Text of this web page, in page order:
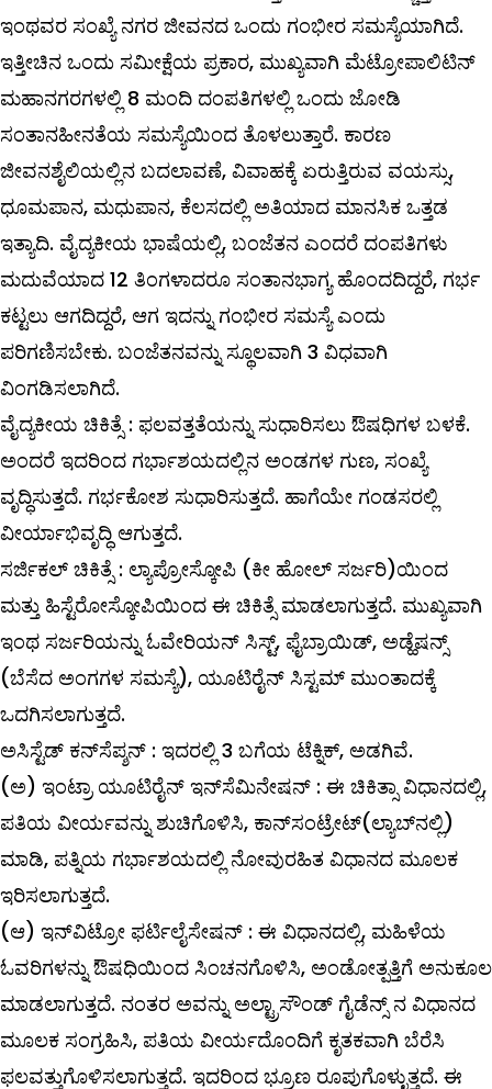
ಇಂಥವರ ಸಂಖ್ಯೆ ನಗರ ಜೀವನದ ಒಂದು ಗಂಭೀರ ಸಮಸ್ಯೆಯಾಗಿದೆ.
ಇತ್ತೀಚಿನ ಒಂದು ಸಮೀಕ್ಷೆಯ ಪ್ರಕಾರ, ಮುಖ್ಯವಾಗಿ ಮೆಟ್ರೋಪಾಲಿಟಿನ್
ಮಹಾನಗರಗಳಲ್ಲಿ 8 ಮಂದಿ ದಂಪತಿಗಳಲ್ಲಿ ಒಂದು ಜೋಡಿ
ಸಂತಾನಹೀನತೆಯ ಸಮಸ್ಯೆಯಿಂದ ತೊಳಲುತ್ತಾರೆ. ಕಾರಣ
ಜೀವನಶೈಲಿಯಲ್ಲಿನ ಬದಲಾವಣೆ, ವಿವಾಹಕ್ಕೆ ಏರುತ್ತಿರುವ ವಯಸ್ಸು,
ಧೂಮಪಾನ, ಮಧುಪಾನ, ಕೆಲಸದಲ್ಲಿ ಅತಿಯಾದ ಮಾನಸಿಕ ಒತ್ತಡ
ಇತ್ಯಾದಿ. ವೈದ್ಯಕೀಯ ಭಾಷೆಯಲ್ಲಿ, ಬಂಜೆತನ ಎಂದರೆ ದಂಪತಿಗಳು
ಮದುವೆಯಾದ 12 ತಿಂಗಳಾದರೂ ಸಂತಾನಭಾಗ್ಯ ಹೊಂದದಿದ್ದರೆ, ಗರ್ಭ
ಕಟ್ಟಲು ಆಗದಿದ್ದರೆ, ಆಗ ಇದನ್ನು ಗಂಭೀರ ಸಮಸ್ಯೆ ಎಂದು
ಪರಿಗಣಿಸಬೇಕು. ಬಂಜೆತನವನ್ನು ಸ್ಥೂಲವಾಗಿ 3 ವಿಧವಾಗಿ
ವಿಂಗಡಿಸಲಾಗಿದೆ.
ವೈದ್ಯಕೀಯ ಚಿಕಿತ್ಸೆ: ಫಲವತ್ತತೆಯನ್ನು ಸುಧಾರಿಸಲು ಔಷಧಿಗಳ ಬಳಕೆ.
ಅಂದರೆ ಇದರಿಂದ ಗರ್ಭಾಶಯದಲ್ಲಿನ ಅಂಡಗಳ ಗುಣ, ಸಂಖ್ಯೆ
ವೃದ್ಧಿಸುತ್ತದೆ. ಗರ್ಭಕೋಶ ಸುಧಾರಿಸುತ್ತದೆ. ಹಾಗೆಯೇ ಗಂಡಸರಲ್ಲಿ
ವೀರ್ಯಾಭಿವೃದ್ಧಿ ಆಗುತ್ತದೆ.
ಸರ್ಜಿಕಲ್ ಚಿಕಿತ್ಸೆ: ಲ್ಯಾಪ್ರೋಸ್ಕೋಪಿ (ಕೀ ಹೋಲ್ ‌ಸರ್ಜರಿ)ಯಿಂದ
ಮತ್ತು ಹಿಸ್ಟೆರೋಸ್ಕೋಪಿಯಿಂದ ಈ ಚಿಕಿತ್ಸೆ ಮಾಡಲಾಗುತ್ತದೆ. ಮುಖ್ಯವಾಗಿ
ಇಂಥ ಸರ್ಜರಿಯನ್ನು ಓವೇರಿಯನ್‌ ಸಿಸ್ಟ್, ಫೈಬ್ರಾಯಿಡ್‌, ಅಡ್ಹೆಷನ್ಸ್
(ಬೆಸೆದ ಅಂಗಗಳ ಸಮಸ್ಯೆ), ಯೂಟಿರೈನ್‌ ಸಿಸ್ಟಮ್ ಮುಂತಾದಕ್ಕೆ
ಒದಗಿಸಲಾಗುತ್ತದೆ.
ಅಸಿಸ್ಟೆಡ್ ಕನ್ಸೆಪ್ಶನ್ ‌ : ಇದರಲ್ಲಿ 3 ಬಗೆಯ ಟೆಕ್ನಿಕ್‌, ಅಡಗಿವೆ.
(ಅ) ಇಂಟ್ರಾ ಯೂಟಿರೈನ್ ಇನ್ಸೆಮಿನೇಷನ್ ‌ : ಈ ಚಿಕಿತ್ಸಾ ವಿಧಾನದಲ್ಲಿ,
ಪತಿಯ ವೀರ್ಯವನ್ನು ಶುಚಿಗೊಳಿಸಿ, ಕಾನ್‌ಸಂಟ್ರೇಟ್‌(ಲ್ಯಾಬ್‌ನಲ್ಲಿ)
ಮಾಡಿ, ಪತ್ನಿಯ ಗರ್ಭಾಶಯದಲ್ಲಿ ನೋವುರಹಿತ ವಿಧಾನದ ಮೂಲಕ
ಇರಿಸಲಾಗುತ್ತದೆ.
(ಆ) ಇನ್ವಿಟ್ರೋ ಫರ್ಟಿಲೈಸೇಷನ್ ‌ : ಈ ವಿಧಾನದಲ್ಲಿ, ಮಹಿಳೆಯ
ಓವರಿಗಳನ್ನು ಔಷಧಿಯಿಂದ ಸಿಂಚನಗೊಳಿಸಿ, ಅಂಡೋತ್ಪತ್ತಿಗೆ ಅನುಕೂಲ
ಮಾಡಲಾಗುತ್ತದೆ. ನಂತರ ಅವನ್ನು ಅಲ್ಟ್ರಾಸೌಂಡ್‌ ಗೈಡೆನ್ಸ್ ನ ವಿಧಾನದ
ಮೂಲಕ ಸಂಗ್ರಹಿಸಿ, ಪತಿಯ ವೀರ್ಯದೊಂದಿಗೆ ಕೃತಕವಾಗಿ ಬೆರೆಸಿ
ಫಲವತ್ತುಗೊಳಿಸಲಾಗುತ್ತದೆ. ಇದರಿಂದ ಭ್ರೂಣ ರೂಪುಗೊಳ್ಳುತ್ತದೆ. ಈ